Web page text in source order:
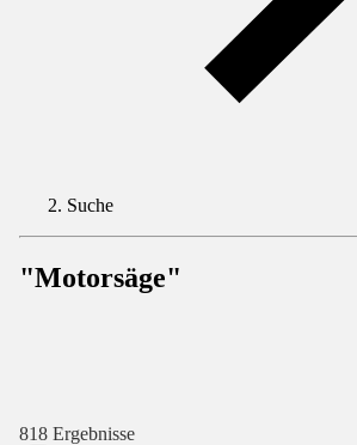
Suche
"Motorsäge"
818 Ergebnisse